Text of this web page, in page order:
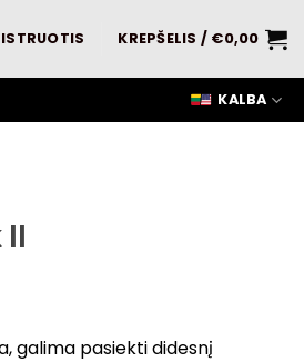
KREPŠELIS / €0,00
KALBA
galima pasiekti didesnį